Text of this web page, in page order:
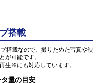
搭載
搭載なので、撮りためた写真や映
が可能です。
生※にも対応しています。
量の目安